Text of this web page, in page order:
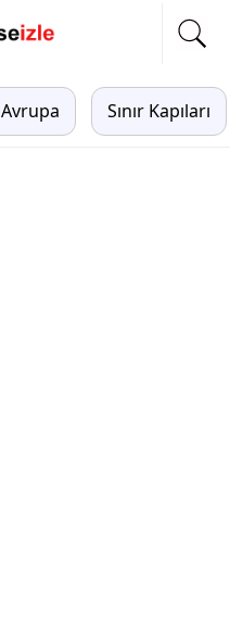
Avrupa Sınır Kapıları